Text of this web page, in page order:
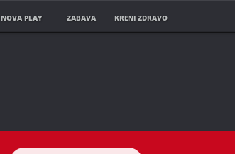
NOVA PLAY ZABAVA KRENI ZDRAVO